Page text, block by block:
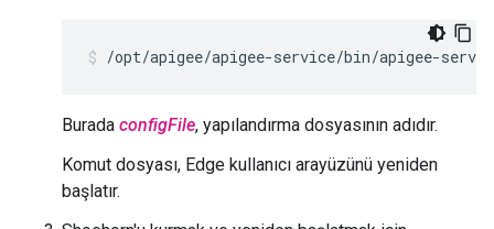
/opt/apigee/apigee-service/bin/apigee-
Burada configFile, yapılandırma dosyasının adıdır.
Komut dosyası, Edge kullanıcı arayüzünü yeniden
başlatır.